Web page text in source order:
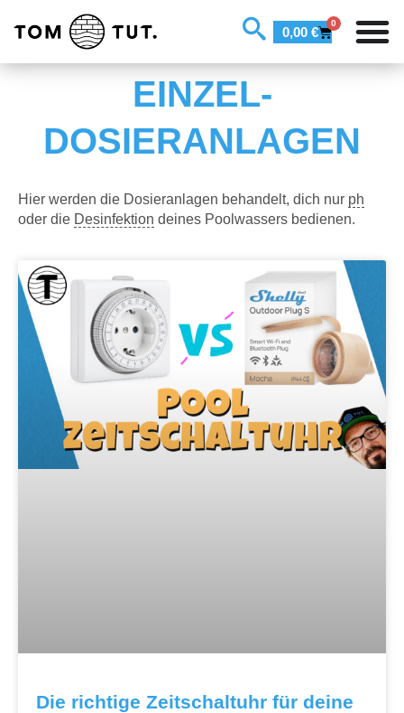
0,00 €
0
EINZEL-
DOSIERANLAGEN
Hier werden die Dosieranlagen behandelt, dich nur ph
oder die Desinfektion deines Poolwassers bedienen.
Die richtige Zeitschaltuhr für deine